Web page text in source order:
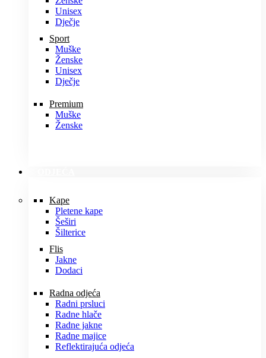
Unisex
Dječje
Sport
Muške
Ženske
Unisex
Dječje
Premium
Muške
Ženske
Kape
Pletene kape
Šeširi
Šilterice
Flis
Jakne
Dodaci
Radna odjeća
Radni prsluci
Radne hlače
Radne jakne
Radne majice
Reflektirajuća odjeća